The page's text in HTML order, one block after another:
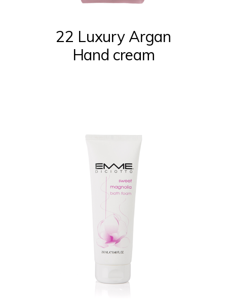
22 Luxury Argan
Hand cream